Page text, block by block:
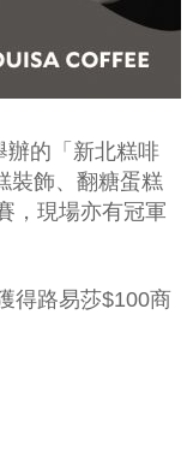
辦的「新北糕啡
裝飾、翻糖蛋糕
，現場亦有冠軍
得路易莎$100商